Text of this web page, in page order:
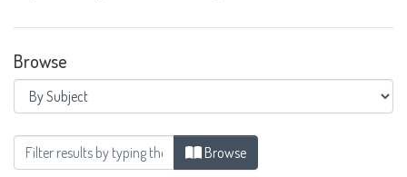
Browse
Browsing Boletín del Colegio Oficial de
Browse